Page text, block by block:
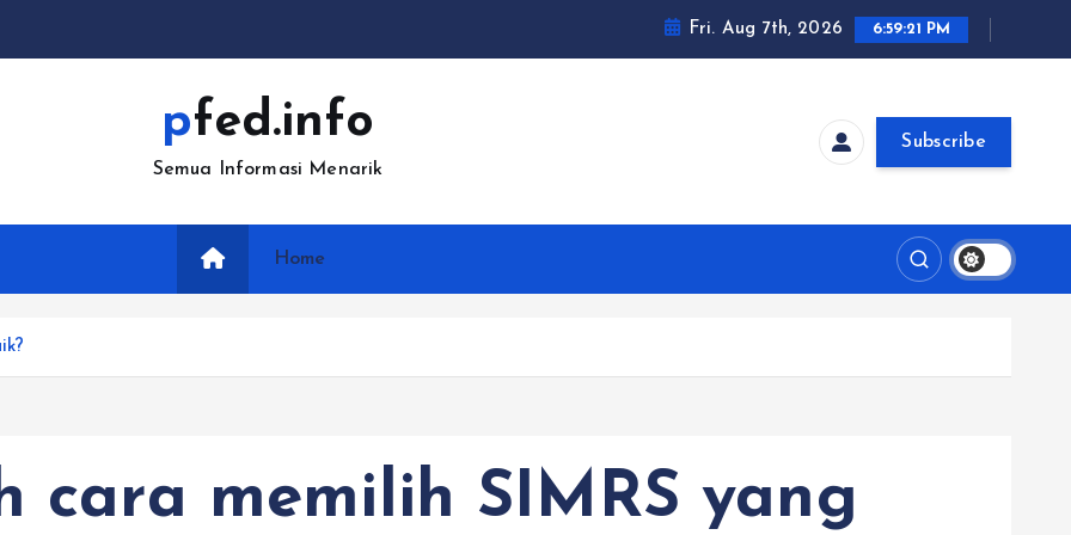
Fri. Aug 7th, 2026 6:59:22 PM
pfed.info
Semua Informasi Menarik
Subscribe
Home
cara memilih SIMRS yang